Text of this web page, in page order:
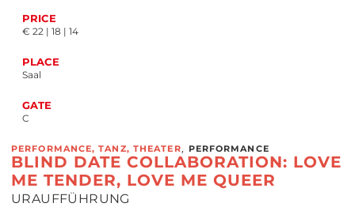
PRICE
€ 22 | 18 | 14
PLACE
Saal
GATE
C
PERFORMANCE, TANZ, THEATER, PERFORMANCE
BLIND DATE COLLABORATION: LOVE
ME TENDER, LOVE ME QUEER
URAUFFÜHRUNG